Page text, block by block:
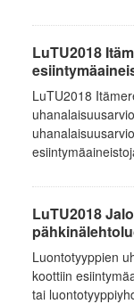
LuTU2018
LuTU2018
LuTU2018
Luontotyyppien
koottiin
tai